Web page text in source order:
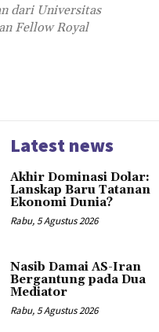
dari Universitas
Fellow Royal
Latest news
Akhir Dominasi Dolar:
Lanskap Baru Tatanan
Ekonomi Dunia?
Rabu, 5 Agustus 2026
Nasib Damai AS-Iran
Bergantung pada Dua
Mediator
Rabu, 5 Agustus 2026